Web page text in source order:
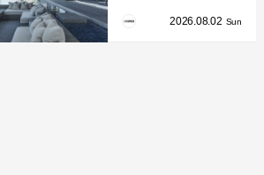
「CHILL2.0」
2026.08.02 Sun